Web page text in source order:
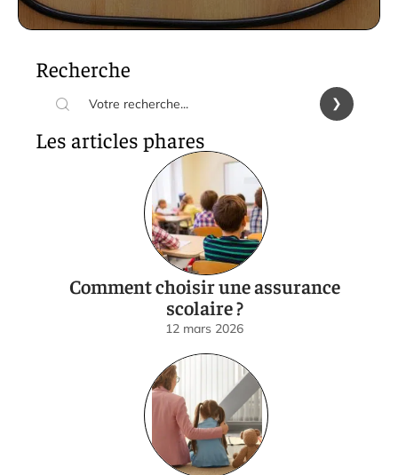
Recherche
Les articles phares
Comment choisir une assurance
scolaire ?
12 mars 2026